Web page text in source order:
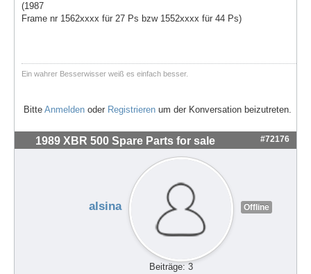
(1987
Frame nr 1562xxxx für 27 Ps bzw 1552xxxx für 44 Ps)
Ein wahrer Besserwisser weiß es einfach besser.
Bitte Anmelden oder Registrieren um der Konversation beizutreten.
1989 XBR 500 Spare Parts for sale #72176
alsina Offline
Beiträge: 3